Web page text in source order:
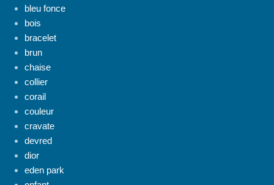
bleu fonce
bois
bracelet
brun
chaise
collier
corail
couleur
cravate
devred
dior
eden park